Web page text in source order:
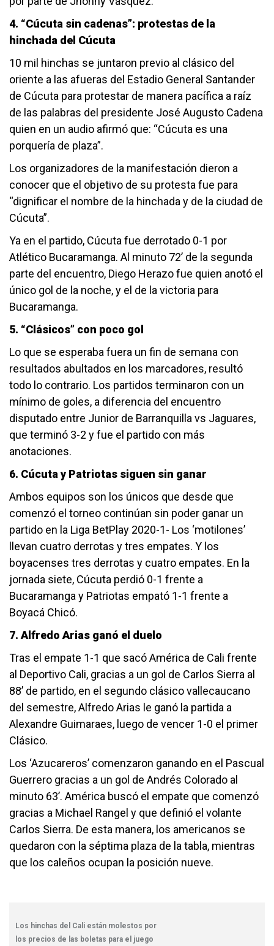
4. “Cúcuta sin cadenas”: protestas de la
hinchada del Cúcuta
10 mil hinchas se juntaron previo al clásico del
oriente a las afueras del Estadio General Santander
de Cúcuta para protestar de manera pacífica a raíz
de las palabras del presidente José Augusto Cadena
quien en un audio afirmó que: “Cúcuta es una
porquería de plaza”.
Los organizadores de la manifestación dieron a
conocer que el objetivo de su protesta fue para
“dignificar el nombre de la hinchada y de la ciudad de
Cúcuta”.
Ya en el partido, Cúcuta fue derrotado 0-1 por
Atlético Bucaramanga. Al minuto 72’ de la segunda
parte del encuentro, Diego Herazo fue quien anotó el
único gol de la noche, y el de la victoria para
Bucaramanga.
5. “Clásicos” con poco gol
Lo que se esperaba fuera un fin de semana con
resultados abultados en los marcadores, resultó
todo lo contrario. Los partidos terminaron con un
mínimo de goles, a diferencia del encuentro
disputado entre Junior de Barranquilla vs Jaguares,
que terminó 3-2 y fue el partido con más
anotaciones.
6. Cúcuta y Patriotas siguen sin ganar
Ambos equipos son los únicos que desde que
comenzó el torneo continúan sin poder ganar un
partido en la Liga BetPlay 2020-1- Los ‘motilones’
llevan cuatro derrotas y tres empates. Y los
boyacenses tres derrotas y cuatro empates. En la
jornada siete, Cúcuta perdió 0-1 frente a
Bucaramanga y Patriotas empató 1-1 frente a
Boyacá Chicó.
7. Alfredo Arias ganó el duelo
Tras el empate 1-1 que sacó América de Cali frente
al Deportivo Cali, gracias a un gol de Carlos Sierra al
88’ de partido, en el segundo clásico vallecaucano
del semestre, Alfredo Arias le ganó la partida a
Alexandre Guimaraes, luego de vencer 1-0 el primer
Clásico.
Los ‘Azucareros’ comenzaron ganando en el Pascual
Guerrero gracias a un gol de Andrés Colorado al
minuto 63’. América buscó el empate que comenzó
gracias a Michael Rangel y que definió el volante
Carlos Sierra. De esta manera, los americanos se
quedaron con la séptima plaza de la tabla, mientras
que los caleños ocupan la posición nueve.
Los hinchas del Cali están molestos por
los precios de las boletas para el juego